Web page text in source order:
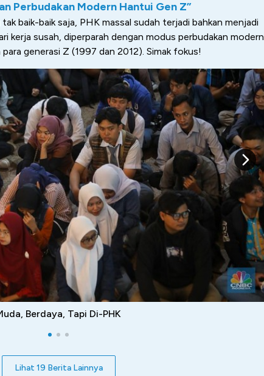
Perbudakan Modern Hantui Gen Z”
baik-baik saja, PHK massal sudah terjadi bahkan menjadi
kerja susah, diperparah dengan modus perbudakan modern
generasi Z (1997 dan 2012). Simak fokus!
Berdaya, Tapi Di-PHK
Lihat 19 Berita Lainnya